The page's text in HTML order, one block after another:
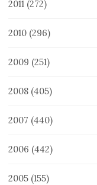
2011 (272)
2010 (296)
2009 (251)
2008 (405)
2007 (440)
2006 (442)
2005 (155)